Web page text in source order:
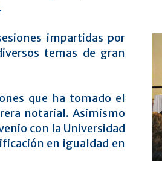
impartidas por
temas de gran
que ha tomado el
notarial. Asimismo
con la Universidad
en igualdad en